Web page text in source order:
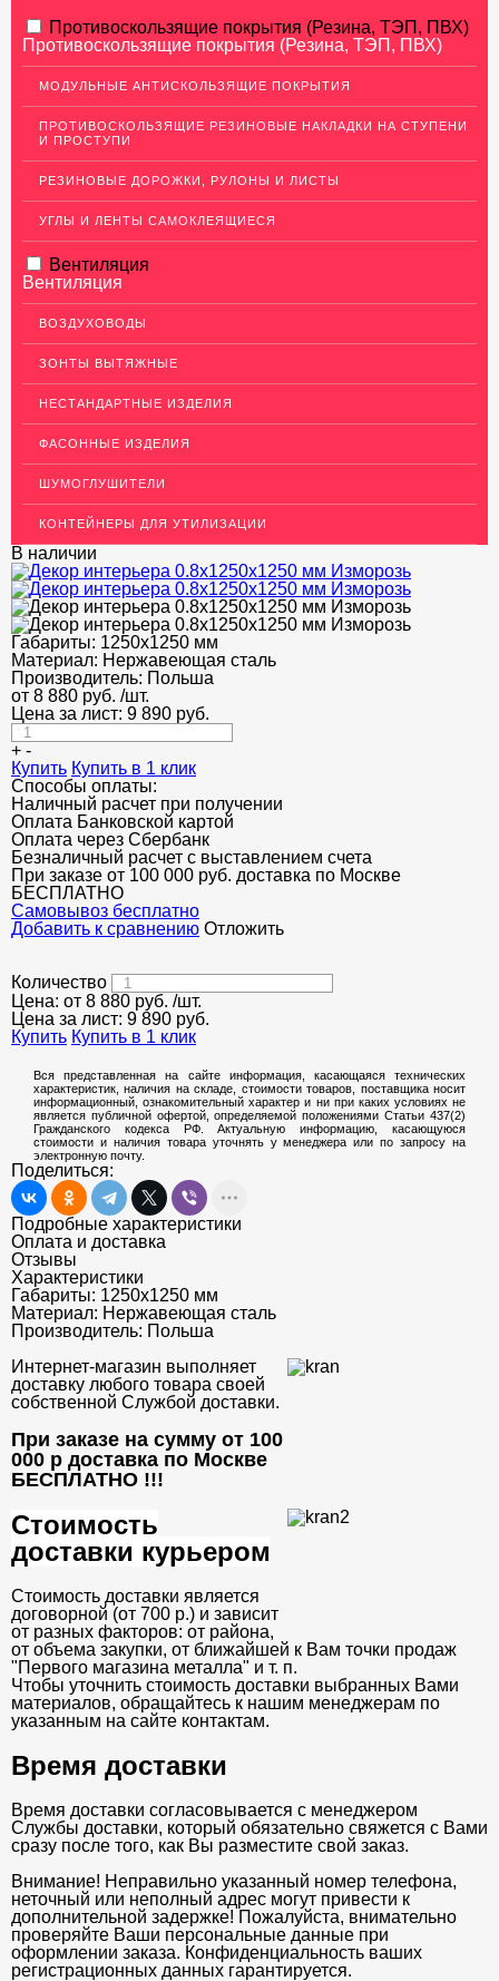
АЛЮМИНИЕВЫЙ ПРОКАТ
НЕРЖАВЕЮЩАЯ СТАЛЬ
МЕДНЫЙ ПРОКАТ
ЛАТУННЫЙ ПРОКАТ
ДЕКОР НЕРЖАВЕЙКА
Декор интерьера цветной (TIN золото)
Декор интерьера текстурированный
Лист декоративный рифленый
ОГРАЖДЕНИЯ ДЛЯ ЛЕСТНИЦ
ЭЛЕКТРОДЫ
ДЕКОРАТИВНЫЙ УГОЛОК
МЕТАЛЛИЧЕСКИЕ ПОРОГИ НАПОЛЬНЫЕ (ДЛЯ ПОЛА),
РАСКЛАДКА, ПЛИНТУС
ПОТОЛКИ
АКЦИИ
НЕДОРОГОЙ МЕТАЛЛОПРОКАТ
Противоскользящие покрытия (Резина, ТЭП, ПВХ)
Противоскользящие покрытия (Резина, ТЭП, ПВХ)
МОДУЛЬНЫЕ АНТИСКОЛЬЗЯЩИЕ ПОКРЫТИЯ
ПРОТИВОСКОЛЬЗЯЩИЕ РЕЗИНОВЫЕ НАКЛАДКИ НА СТУПЕНИ
И ПРОСТУПИ
РЕЗИНОВЫЕ ДОРОЖКИ, РУЛОНЫ И ЛИСТЫ
УГЛЫ И ЛЕНТЫ САМОКЛЕЯЩИЕСЯ
Вентиляция
Вентиляция
ВОЗДУХОВОДЫ
ЗОНТЫ ВЫТЯЖНЫЕ
НЕСТАНДАРТНЫЕ ИЗДЕЛИЯ
ФАСОННЫЕ ИЗДЕЛИЯ
ШУМОГЛУШИТЕЛИ
КОНТЕЙНЕРЫ ДЛЯ УТИЛИЗАЦИИ
В наличии
Габариты: 1250х1250 мм
Материал: Нержавеющая сталь
Производитель: Польша
от 8 880 руб. /шт.
Цена за лист: 9 890 руб.
+ -
Купить Купить в 1 клик
Способы оплаты:
Наличный расчет при получении
Оплата Банковской картой
Оплата через Сбербанк
Безналичный расчет с выставлением счета
При заказе от 100 000 руб. доставка по Москве
БЕСПЛАТНО
Cамовывоз бесплатно
Добавить к сравнению Отложить
Количество
Цена: от 8 880 руб. /шт.
Цена за лист: 9 890 руб.
Купить Купить в 1 клик
Вся представленная на сайте информация, касающаяся технических
характеристик, наличия на складе, стоимости товаров, поставщика носит
информационный, ознакомительный характер и ни при каких условиях не
является публичной офертой, определяемой положениями Статьи 437(2)
Гражданского кодекса РФ. Актуальную информацию, касающуюся
стоимости и наличия товара уточнять у менеджера или по запросу на
электронную почту.
Поделиться:
Подробные характеристики
Оплата и доставка
Отзывы
Характеристики
Габариты: 1250х1250 мм
Материал: Нержавеющая сталь
Производитель: Польша
Интернет-магазин выполняет
доставку любого товара своей
собственной Службой доставки.
При заказе на сумму от 100
000 р доставка по Москве
БЕСПЛАТНО !!!
Стоимость
доставки курьером
Стоимость доставки является
договорной (от 700 р.) и зависит
от разных факторов: от района,
от объема закупки, от ближайшей к Вам точки продаж
"Первого магазина металла" и т. п.
Чтобы уточнить стоимость доставки выбранных Вами
материалов, обращайтесь к нашим менеджерам по
указанным на сайте контактам.
Время доставки
Время доставки согласовывается с менеджером
Службы доставки, который обязательно свяжется с Вами
сразу после того, как Вы разместите свой заказ.
Внимание! Неправильно указанный номер телефона,
неточный или неполный адрес могут привести к
дополнительной задержке! Пожалуйста, внимательно
проверяйте Ваши персональные данные при
оформлении заказа. Конфиденциальность ваших
регистрационных данных гарантируется.